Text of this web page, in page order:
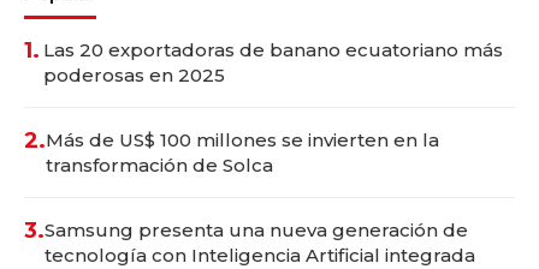
1. Las 20 exportadoras de banano ecuatoriano más
poderosas en 2025
2.Más de US$ 100 millones se invierten en la
transformación de Solca
3.Samsung presenta una nueva generación de
tecnología con Inteligencia Artificial integrada